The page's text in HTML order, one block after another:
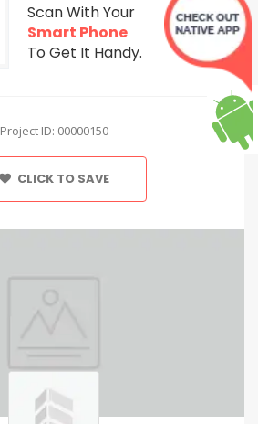
Scan With Your
Smart Phone
To Get It Handy.
Project ID: 00000150
CLICK TO SAVE